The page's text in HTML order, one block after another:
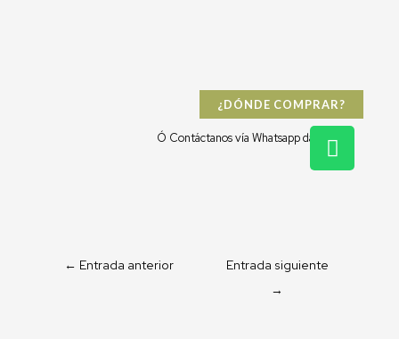
¿DÓNDE COMPRAR?
Ó Contáctanos vía Whatsapp dándo clic:
W
h
a
← Entrada anterior
Entrada siguiente
→